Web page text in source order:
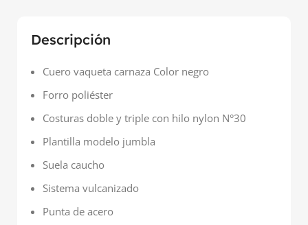
Descripción
Cuero vaqueta carnaza Color negro
Forro poliéster
Costuras doble y triple con hilo nylon N°30
Plantilla modelo jumbla
Suela caucho
Sistema vulcanizado
Punta de acero